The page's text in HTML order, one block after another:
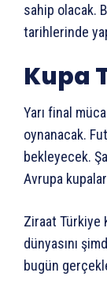
sahip olacak.
tarihlerinde
Kupa
Yarı final
oynanacak.
bekleyecek.
Avrupa
Ziraat Türkiye
dünyasını
bugün